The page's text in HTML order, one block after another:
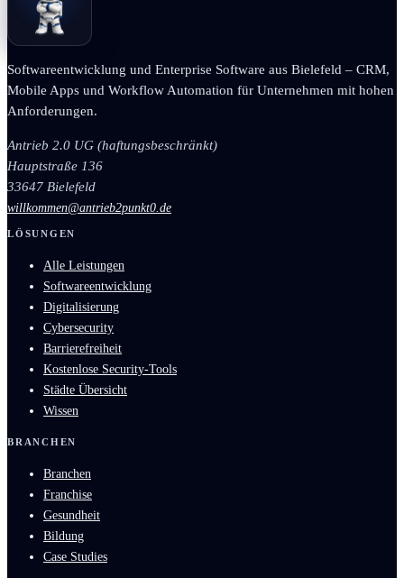
Softwareentwicklung und Enterprise Software aus Bielefeld – CRM,
Mobile Apps und Workflow Automation für Unternehmen mit hohen
Anforderungen.
Antrieb 2.0 UG (haftungsbeschränkt)
Hauptstraße 136
33647 Bielefeld
willkommen@antrieb2punkt0.de
LÖSUNGEN
Alle Leistungen
Softwareentwicklung
Digitalisierung
Cybersecurity
Barrierefreiheit
Kostenlose Security-Tools
Städte Übersicht
Wissen
BRANCHEN
Branchen
Franchise
Gesundheit
Bildung
Case Studies